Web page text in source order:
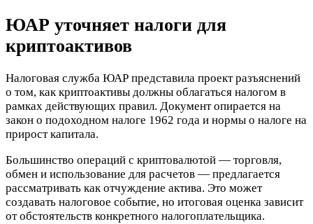
ЮАР уточняет налоги для
криптоактивов
Налоговая служба ЮАР представила проект разъяснений
о том, как криптоактивы должны облагаться налогом в
рамках действующих правил. Документ опирается на
закон о подоходном налоге 1962 года и нормы о налоге на
прирост капитала.
Большинство операций с криптовалютой — торговля,
обмен и использование для расчетов — предлагается
рассматривать как отчуждение актива. Это может
создавать налоговое событие, но итоговая оценка зависит
от обстоятельств конкретного налогоплательщика.